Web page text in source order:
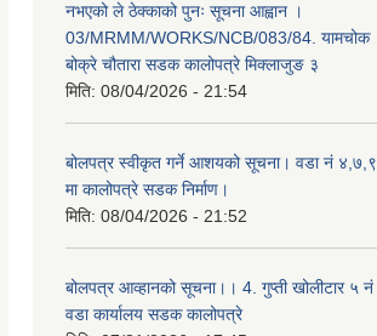
नभएको ले ठेक्काको पुनः सूचना आह्वान ।
03/MRMM/WORKS/NCB/083/84. यामचोक
बोक्रे चौतारा सडक कालोपत्रे मिक्लाजुङ ३
मिति: 08/04/2026 - 21:54
बोलपत्र स्वीकृत गर्ने आशयको सूचना। वडा नं ४,७,९
मा कालोपत्रे सडक निर्माण।
मिति: 08/04/2026 - 21:52
बोलपत्र आव्हानको सूचना।। 4. गुप्ती खोलीटार ५ नं
वडा कार्यालय सडक कालोपत्रे